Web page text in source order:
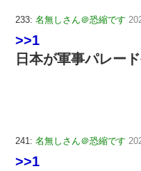
233: 名無しさん＠恐縮です
>>1
日本が軍事パレー
241: 名無しさん＠恐縮です
>>1